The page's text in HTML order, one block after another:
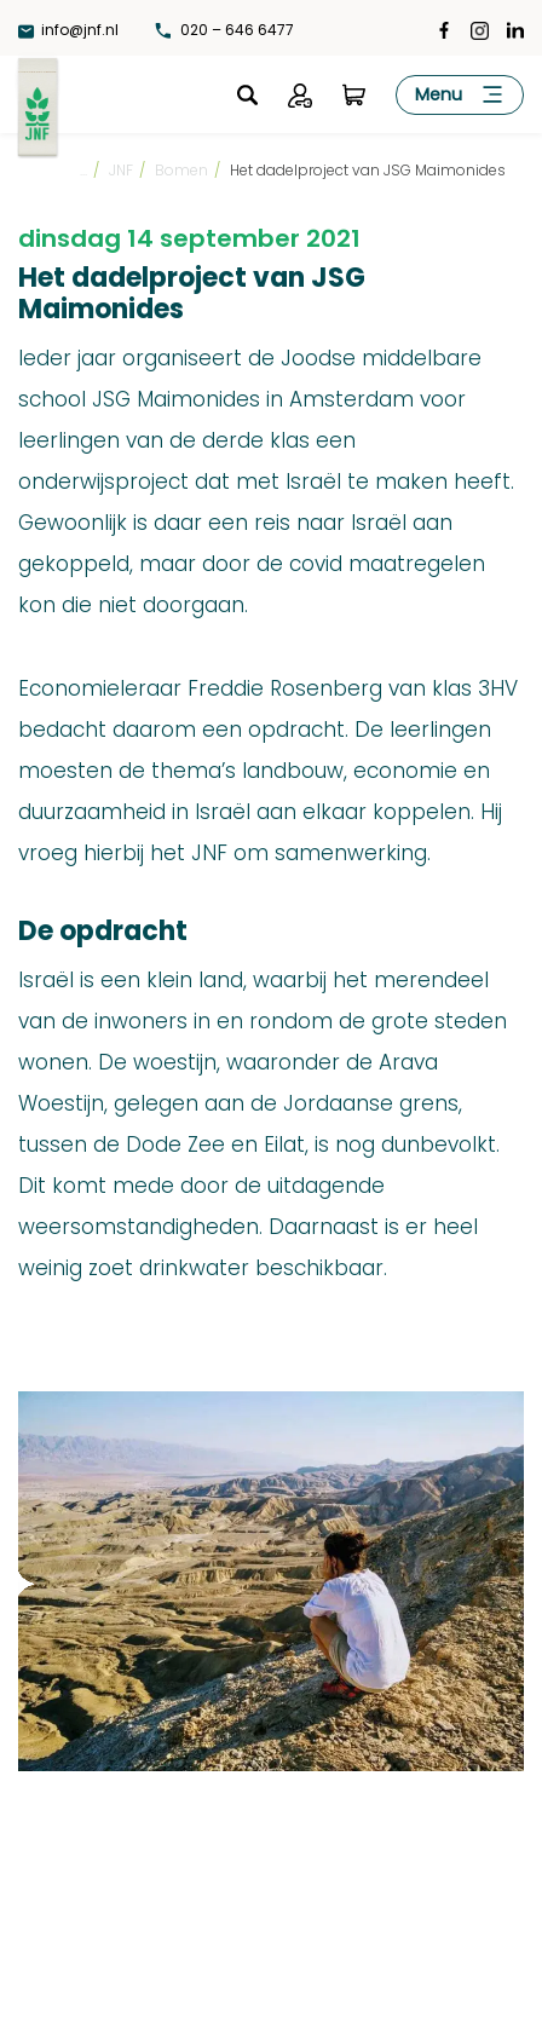
naar
de
inhoud
info@jnf.nl 020 – 646 6477
JNF Menu
/ JNF / Bomen / Het dadelproject van JSG Maimonides
dinsdag 14 september 2021
Het dadelproject van JSG
Maimonides
Ieder jaar organiseert de Joodse middelbare
school JSG Maimonides in Amsterdam voor
leerlingen van de derde klas een
onderwijsproject dat met Israël te maken heeft.
Gewoonlijk is daar een reis naar Israël aan
gekoppeld, maar door de covid maatregelen
kon die niet doorgaan.
Economieleraar Freddie Rosenberg van klas 3HV
bedacht daarom een opdracht. De leerlingen
moesten de thema’s landbouw, economie en
duurzaamheid in Israël aan elkaar koppelen. Hij
vroeg hierbij het JNF om samenwerking.
De opdracht
Israël is een klein land, waarbij het merendeel
van de inwoners in en rondom de grote steden
wonen. De woestijn, waaronder de Arava
Woestijn, gelegen aan de Jordaanse grens,
tussen de Dode Zee en Eilat, is nog dunbevolkt.
Dit komt mede door de uitdagende
weersomstandigheden. Daarnaast is er heel
weinig zoet drinkwater beschikbaar.